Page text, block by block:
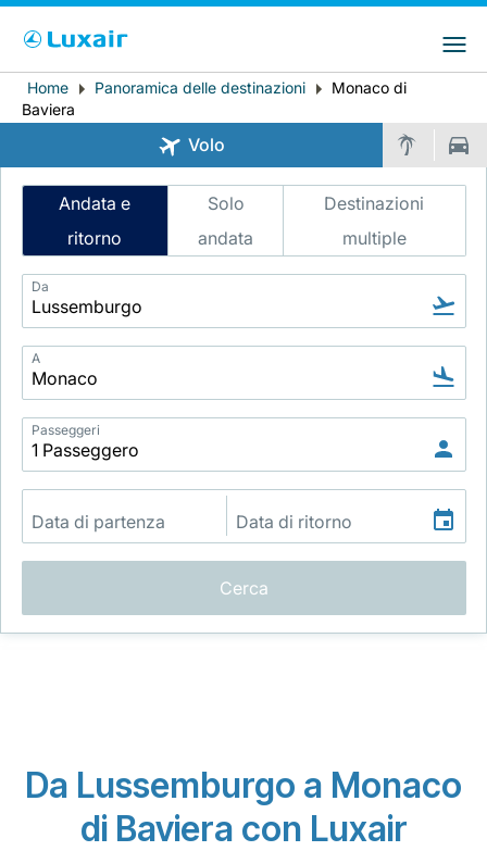
LuxairTours
Paese di residenza
Breadcrumb
Home Panoramica delle destinazioni
Monaco di
Baviera
Volo
Intelligent
Search
Andata e
ritorno
Solo
andata
Destinazioni
multiple
Da
A
Passeggeri
Cerca
Da Lussemburgo a Monaco
di Baviera con Luxair